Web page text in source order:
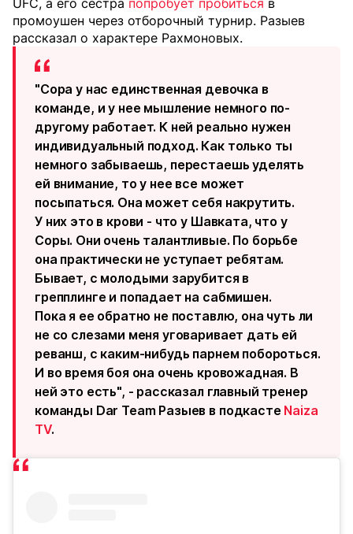
UFC, а его сестра попробует пробиться в
промоушен через отборочный турнир. Разыев
рассказал о характере Рахмоновых.
"Сора у нас единственная девочка в
команде, и у нее мышление немного по-
другому работает. К ней реально нужен
индивидуальный подход. Как только ты
немного забываешь, перестаешь уделять
ей внимание, то у нее все может
посыпаться. Она может себя накрутить.
У них это в крови - что у Шавката, что у
Соры. Они очень талантливые. По борьбе
она практически не уступает ребятам.
Бывает, с молодыми зарубится в
грепплинге и попадает на сабмишен.
Пока я ее обратно не поставлю, она чуть ли
не со слезами меня уговаривает дать ей
реванш, с каким-нибудь парнем побороться.
И во время боя она очень кровожадная. В
ней это есть", - рассказал главный тренер
команды Dar Team Разыев в подкасте Naiza
TV.